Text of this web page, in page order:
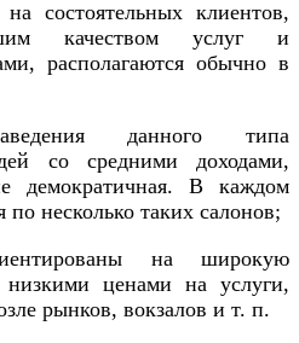
состоятельных клиентов,
качеством услуг и
располагаются обычно в
данного типа
со средними доходами,
демократичная. В каждом
несколько таких салонов;
на широкую
низкими ценами на услуги,
рынков, вокзалов и т. п.